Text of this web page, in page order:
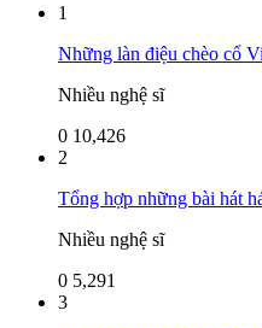
1
Những làn điệu chèo cổ
Nhiều nghệ sĩ
0 10,426
2
Tổng hợp những bài hát
Nhiều nghệ sĩ
0 5,291
3